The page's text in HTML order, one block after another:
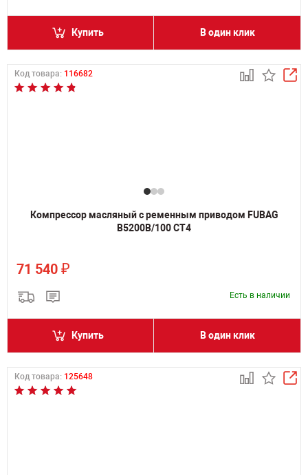
Купить В один клик
Код товара: 116682
Компрессор масляный с ременным приводом FUBAG
B5200B/100 СТ4
71 540 ₽
Есть в наличии
Купить В один клик
Код товара: 125648